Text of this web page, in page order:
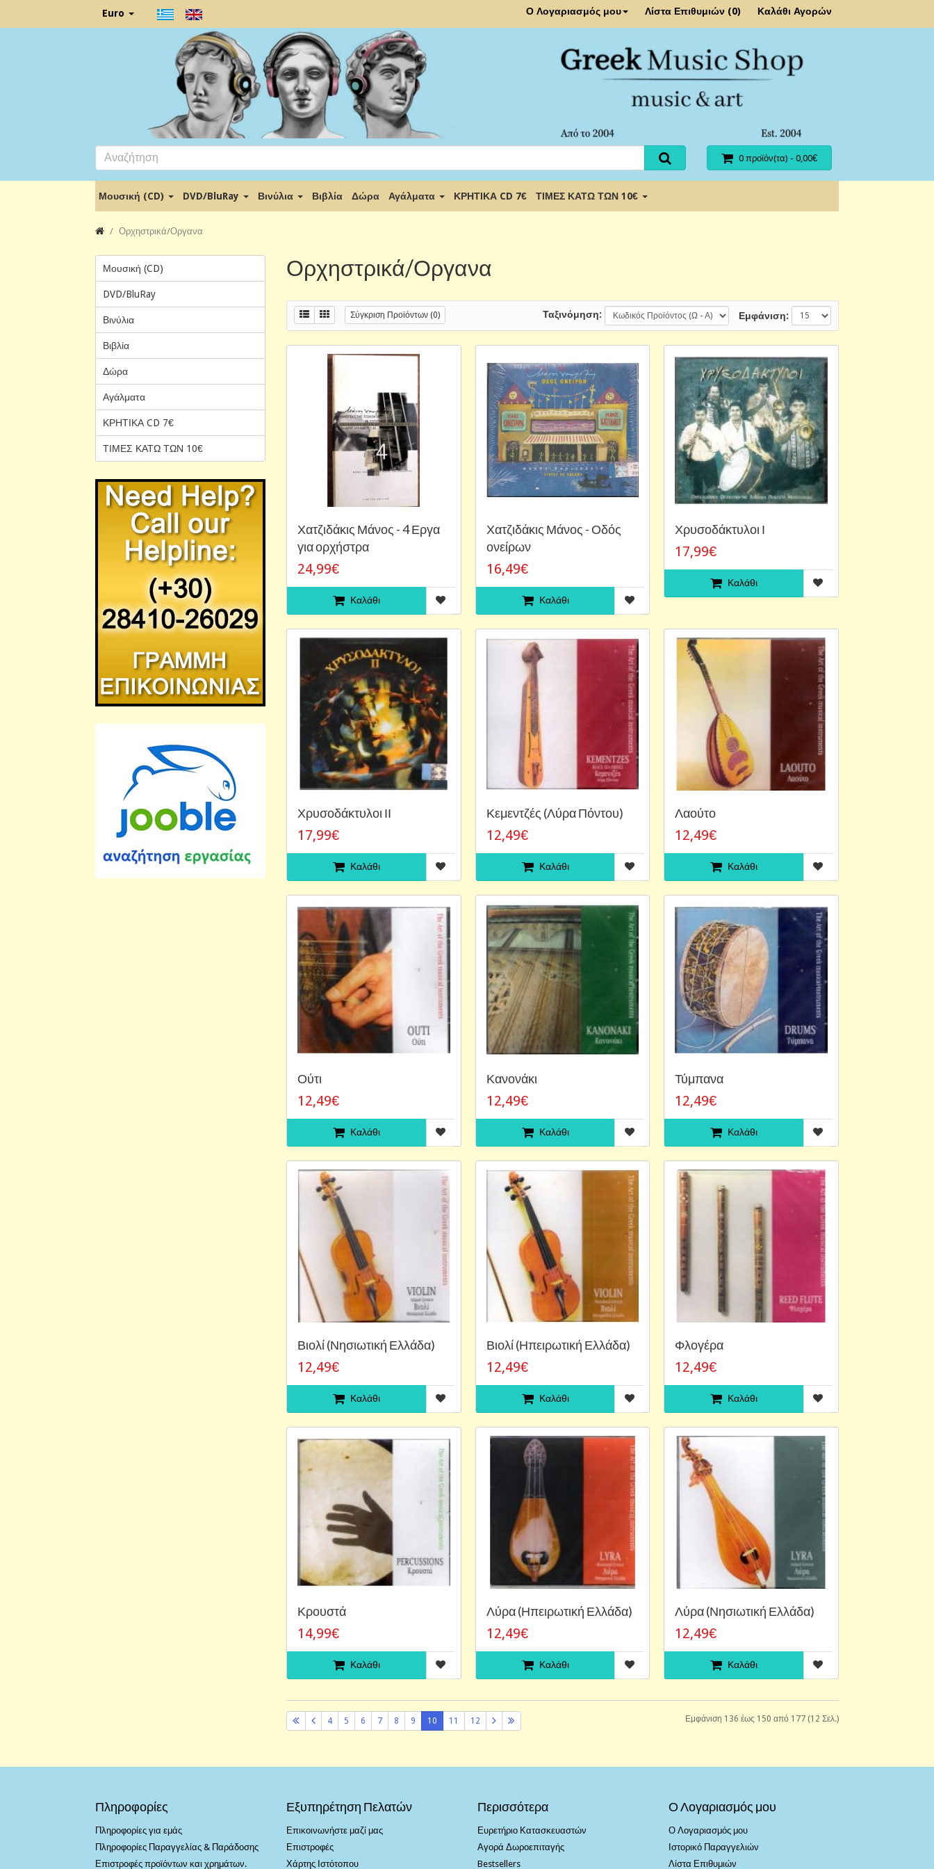
Euro Ο Λογαριασμός μου Λίστα Επιθυμιών (0) Καλάθι Αγορών
0 προϊόν(τα) - 0,00€
Μουσική (CD) DVD/BluRay Βινύλια Βιβλία Δώρα Αγάλματα ΚΡΗΤΙΚΑ CD 7€ ΤΙΜΕΣ ΚΑΤΩ ΤΩΝ 10€
Ορχηστρικά/Οργανα
Μουσική (CD)
DVD/BluRay
Βινύλια
Βιβλία
Δώρα
Αγάλματα
ΚΡΗΤΙΚΑ CD 7€
ΤΙΜΕΣ ΚΑΤΩ ΤΩΝ 10€
Ορχηστρικά/Οργανα
Σύγκριση Προϊόντων (0) Ταξινόμηση: Εμφάνιση:
Χατζιδάκις Μάνος - 4 Εργα
για ορχήστρα
24,99€
Καλάθι
Χατζιδάκις Μάνος - Οδός
ονείρων
16,49€
Καλάθι
Χρυσοδάκτυλοι Ι
17,99€
Καλάθι
Χρυσοδάκτυλοι ΙΙ
17,99€
Καλάθι
Κεμεντζές (Λύρα Πόντου)
12,49€
Καλάθι
Λαούτο
12,49€
Καλάθι
Ούτι
12,49€
Καλάθι
Κανονάκι
12,49€
Καλάθι
Τύμπανα
12,49€
Καλάθι
Βιολί (Νησιωτική Ελλάδα)
12,49€
Καλάθι
Βιολί (Ηπειρωτική Ελλάδα)
12,49€
Καλάθι
Φλογέρα
12,49€
Καλάθι
Κρουστά
14,99€
Καλάθι
Λύρα (Ηπειρωτική Ελλάδα)
12,49€
Καλάθι
Λύρα (Νησιωτική Ελλάδα)
12,49€
Καλάθι
4 5 6 7 8 9 10 11 12 Εμφάνιση 136 έως 150 από 177 (12 Σελ.)
Πληροφορίες
Πληροφορίες για εμάς
Πληροφορίες Παραγγελίας & Παράδοσης
Επιστροφές προϊόντων και χρημάτων.
Εξυπηρέτηση Πελατών
Επικοινωνήστε μαζί μας
Επιστροφές
Χάρτης Ιστότοπου
Περισσότερα
Ευρετήριο Κατασκευαστών
Αγορά Δωροεπιταγής
Bestsellers
Ο Λογαριασμός μου
Ο Λογαριασμός μου
Ιστορικό Παραγγελιών
Λίστα Επιθυμιών